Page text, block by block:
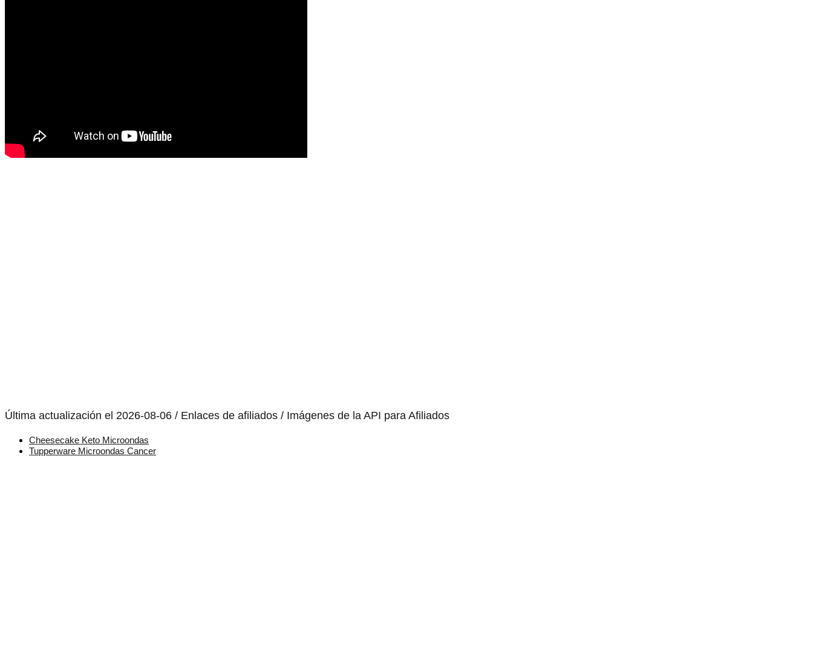
Última actualización el 2026-08-06 / Enlaces de afiliados / Imágenes de la API para Afiliados
Cheesecake Keto Microondas
Tupperware Microondas Cancer